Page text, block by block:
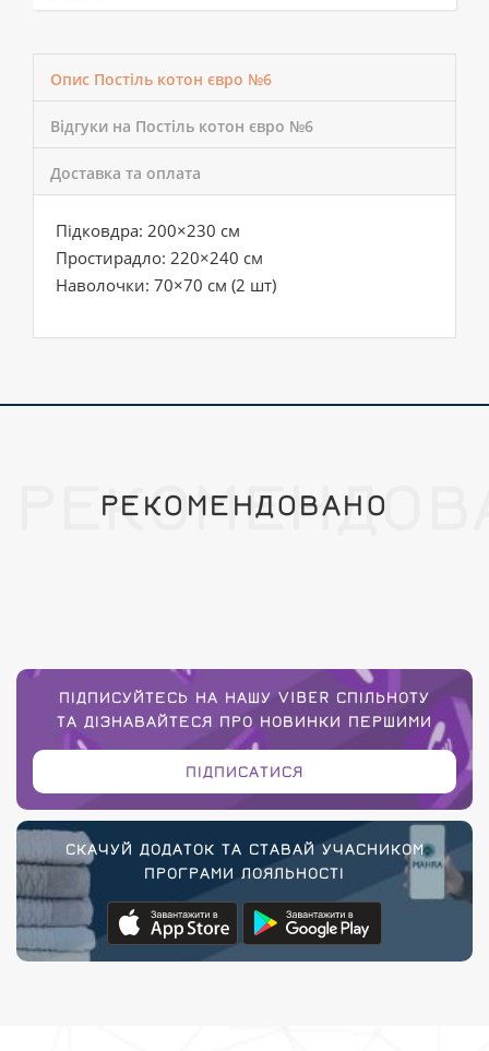
Опис Постіль котон євро №6
Відгуки на Постіль котон євро №6
Доставка та оплата
Підковдра: 200×230 см
Простирадло: 220×240 см
Наволочки: 70×70 см (2 шт)
РЕКОМЕНДОВАНО
ПІДПИСУЙТЕСЬ НА НАШУ VIBER СПІЛЬНОТУ
ТА ДІЗНАВАЙТЕСЯ ПРО НОВИНКИ ПЕРШИМИ
ПІДПИСАТИСЯ
СКАЧУЙ ДОДАТОК ТА СТАВАЙ УЧАСНИКОМ
ПРОГРАМИ ЛОЯЛЬНОСТІ